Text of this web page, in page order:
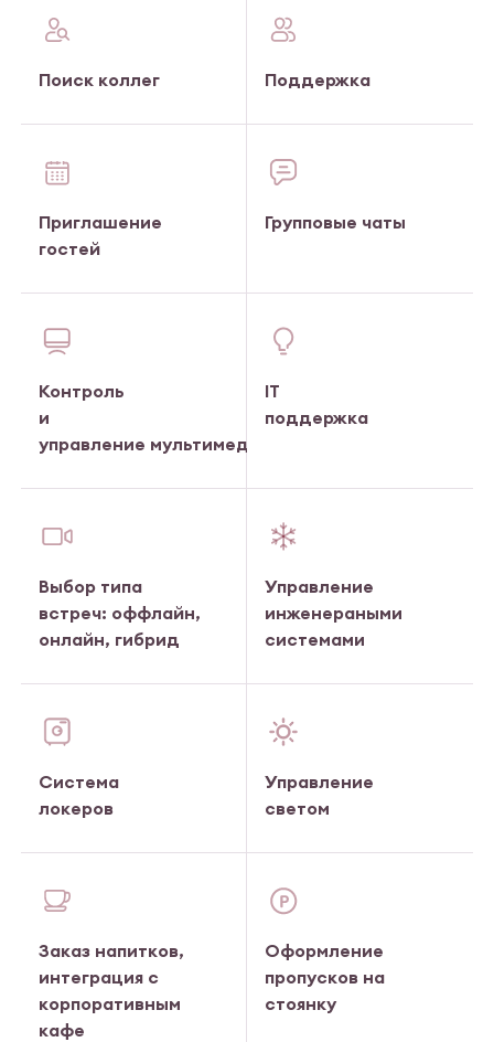
Поиск коллег Поддержка
Приглашение
гостей
Групповые чаты
Контроль
и
управление мультимедиа
IT
поддержка
Выбор типа
встреч: оффлайн,
онлайн, гибрид
Управление
инженераными
системами
Система
локеров
Управление
светом
Заказ напитков,
интеграция с
корпоративным
кафе
Оформление
пропусков на
стоянку